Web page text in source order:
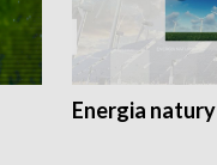
Energia natury